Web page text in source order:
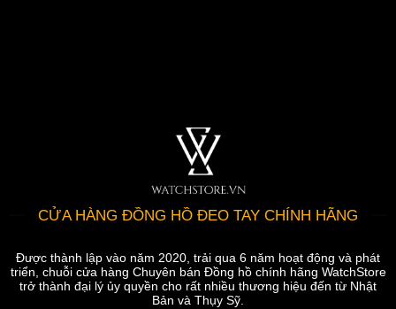
CỬA HÀNG ĐỒNG HỒ ĐEO TAY CHÍNH HÃNG
Được thành lập vào năm 2020, trải qua 6 năm hoạt động và phát
triển, chuỗi cửa hàng Chuyên bán Đồng hồ chính hãng WatchStore
trở thành đại lý ủy quyền cho rất nhiều thương hiệu đến từ Nhật
Bản và Thụy Sỹ.